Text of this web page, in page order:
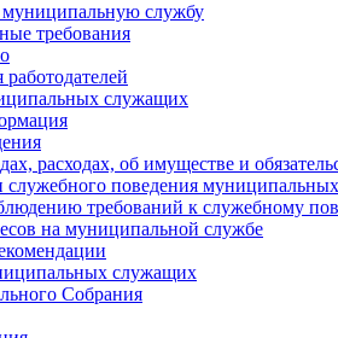
службу
требования
служащих
расходах, об имуществе и
служебного поведения
требований к служебному
на муниципальной службе
служащих
Cобрания